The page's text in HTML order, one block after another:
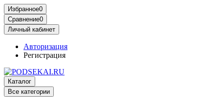
Избранное0
Сравнение0
Личный кабинет
Авторизация
Регистрация
Каталог
Все категории